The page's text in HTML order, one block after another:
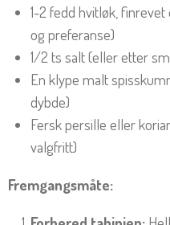
1-2 fedd hvitløk,
og preferanse)
1/2 ts salt (eller etter
En klype malt
dybde)
Fersk persille eller
valgfritt)
Fremgangsmåte: